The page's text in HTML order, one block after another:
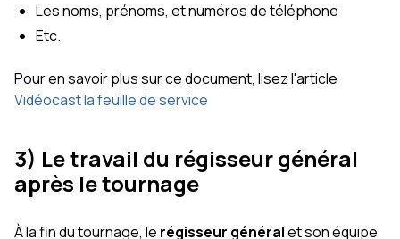
Les noms, prénoms, et numéros de téléphone
Etc.
Pour en savoir plus sur ce document, lisez l'article
Vidéocast la feuille de service
3) Le travail du régisseur général
après le tournage
À la fin du tournage, le régisseur généralet son équipe